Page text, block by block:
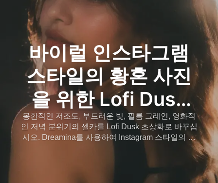
바이럴 인스타그램
스타일의 황혼 사진
을 위한 Lofi Dusk
AI 사진 생성기
몽환적인 저조도, 부드러운 빛, 필름 그레인, 영화적
인 저녁 분위기의 셀카를 Lofi Dusk 초상화로 바꾸십
시오. Dreamina를 사용하여 Instagram 스타일의 황
혼 사진을 만들고 Lofi Dusk 프롬프트를 복사하며 사
실적이고 분위기 있고 스크롤 중지 결과로 Instagram
필터 Lofi Dusk 트렌드의 모양을 재현합니다. Lofi
Dusk AI로 몇 초 안에 Viral Lofi Dusk Prompts 및